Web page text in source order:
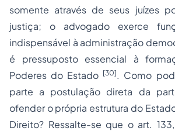
somente através de seus juízes
justiça; o advogado exerce
indispensável à administração
é pressuposto essencial à
Poderes do Estado [30]. Como
parte a postulação direta da
ofender o própria estrutura do
Direito? Ressalte-se que o art.